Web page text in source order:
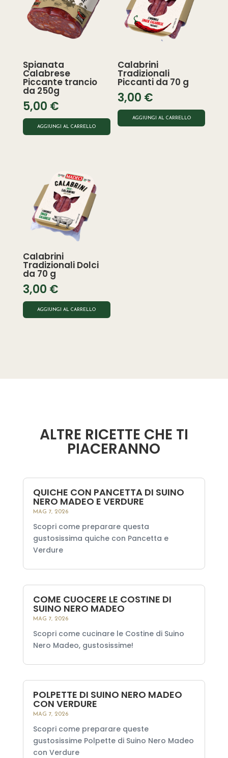
Spianata
Calabrese
Piccante trancio
da 250g
5,00 €
AGGIUNGI AL CARRELLO
Calabrini
Tradizionali
Piccanti da 70 g
3,00 €
AGGIUNGI AL CARRELLO
Calabrini
Tradizionali Dolci
da 70 g
3,00 €
AGGIUNGI AL CARRELLO
ALTRE RICETTE CHE TI
PIACERANNO
QUICHE CON PANCETTA DI SUINO
NERO MADEO E VERDURE
MAG 7, 2026
Scopri come preparare questa
gustosissima quiche con Pancetta e
Verdure
COME CUOCERE LE COSTINE DI
SUINO NERO MADEO
MAG 7, 2026
Scopri come cucinare le Costine di Suino
Nero Madeo, gustosissime!
POLPETTE DI SUINO NERO MADEO
CON VERDURE
MAG 7, 2026
Scopri come preparare queste
gustosissime Polpette di Suino Nero Madeo
con Verdure